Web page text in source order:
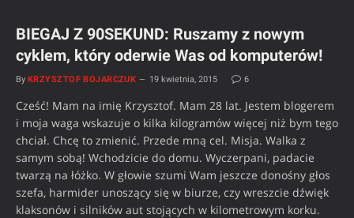
BIEGAJ Z 90SEKUND: Ruszamy z nowym
cyklem, który oderwie Was od komputerów!
By KRZYSZTOF BOJARCZUK 19 kwietnia, 2015 6
Cześć! Mam na imię Krzysztof. Mam 28 lat. Jestem blogerem
i moja waga wskazuje o kilka kilogramów więcej niż bym tego
chciał. Chcę to zmienić. Przede mną cel. Misja. Walka z
samym sobą! Wchodzicie do domu. Wyczerpani, padacie
twarzą na łóżko. W głowie szumi Wam jeszcze donośny głos
szefa, harmider unoszący się w biurze, czy wreszcie dźwięk
klaksonów i silników aut stojących w kilometrowym korku.